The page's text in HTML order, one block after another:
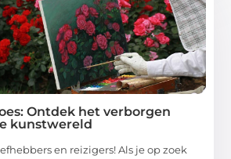
Ontdek het verborgen
kunstwereld
en reizigers! Als je op zoek